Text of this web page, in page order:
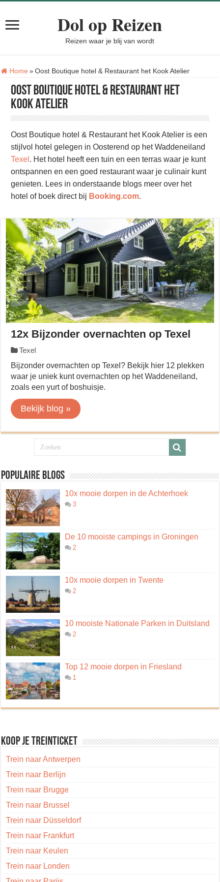
Dol op Reizen
Reizen waar je blij van wordt
Home »Tag:
Oost Boutique hotel & Restaurant het Kook Atelier
Oost Boutique hotel & Restaurant het
Kook Atelier
Oost Boutique hotel & Restaurant het Kook Atelier is een
stijlvol hotel gelegen in Oosterend op het Waddeneiland
Texel . Het hotel heeft een tuin en een terras waar je kunt
ontspannen en een goed restaurant waar je culinair kunt
genieten. Lees in onderstaande blogs meer over het
hotel of boek direct bij Booking.com.
12x Bijzonder overnachten op Texel
Texel
Bijzonder overnachten op Texel? Bekijk hier 12 plekken
waar je uniek kunt overnachten op het Waddeneiland,
zoals een yurt of boshuisje.
Bekijk blog »
Populaire blogs
10x mooie dorpen in de Achterhoek
3
De 10 mooiste campings in Groningen
2
10x mooie dorpen in Twente
2
10 mooiste Nationale Parken in Duitsland
2
Top 12 mooie dorpen in Friesland
1
Koop je treinticket
Trein naar Antwerpen
Trein naar Berlijn
Trein naar Brugge
Trein naar Brussel
Trein naar Düsseldorf
Trein naar Frankfurt
Trein naar Keulen
Trein naar Londen